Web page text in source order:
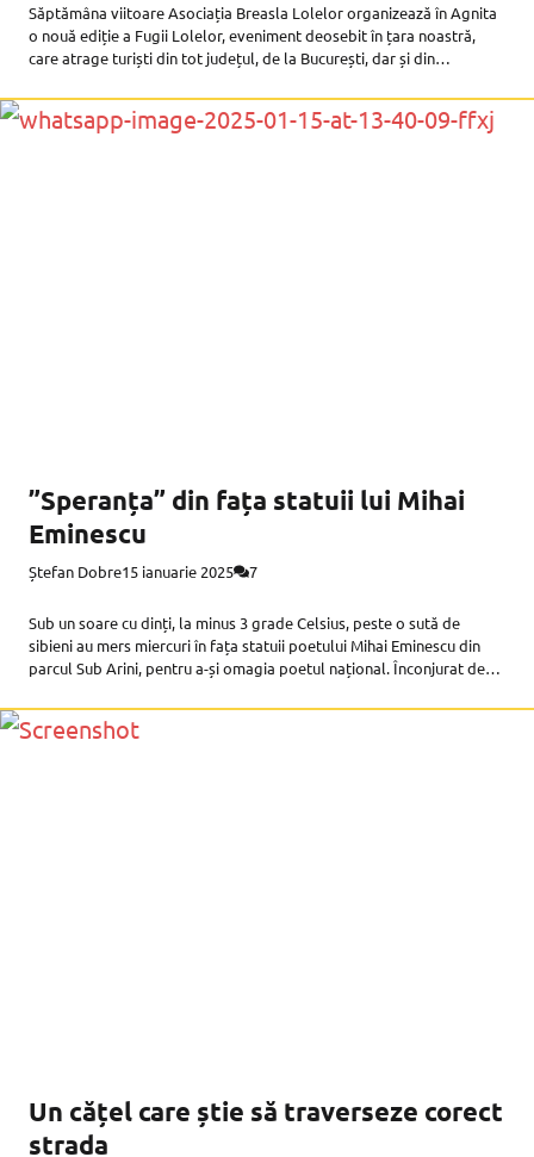
Săptămâna viitoare Asociația Breasla Lolelor organizează în Agnita
o nouă ediție a Fugii Lolelor, eveniment deosebit în țara noastră,
care atrage turiști din tot județul, de la București, dar și din
”Speranța” din fața statuii lui Mihai
Eminescu
Ștefan Dobre15 ianuarie 2025 7
Sub un soare cu dinți, la minus 3 grade Celsius, peste o sută de
sibieni au mers miercuri în fața statuii poetului Mihai Eminescu din
parcul Sub Arini, pentru a-și omagia poetul național. Înconjurat de
Un cățel care știe să traverseze corect
strada